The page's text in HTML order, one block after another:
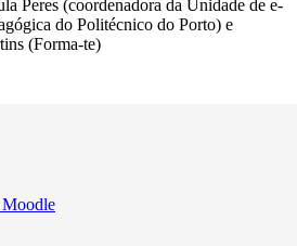
Peres (coordenadora da Unidade de e-
do Politécnico do Porto) e
(Forma-te)
Moodle